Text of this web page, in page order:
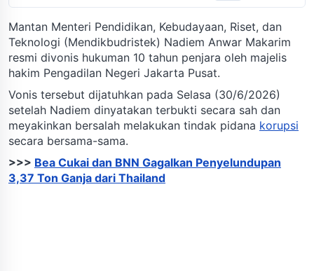
Mantan Menteri Pendidikan, Kebudayaan, Riset, dan
Teknologi (Mendikbudristek) Nadiem Anwar Makarim
resmi divonis hukuman 10 tahun penjara oleh majelis
hakim Pengadilan Negeri Jakarta Pusat.
Vonis tersebut dijatuhkan pada Selasa (30/6/2026)
setelah Nadiem dinyatakan terbukti secara sah dan
meyakinkan bersalah melakukan tindak pidana korupsi
secara bersama-sama.
>>> Bea Cukai dan BNN Gagalkan Penyelundupan
3,37 Ton Ganja dari Thailand